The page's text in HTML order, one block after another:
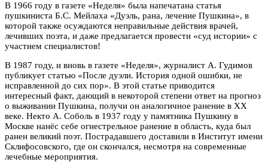
В 1966 году в газете «Неделя» была напечатана статья
пушкиниста Б.С. Мейлаха «Дуэль, рана, лечение Пушкина», в
которой также осуждаются неправильные действия врачей,
лечивших поэта, и даже предлагается провести «суд истории» с
участием специалистов!
В 1987 году, и вновь в газете «Неделя», журналист А. Гудимов
публикует статью «После дуэли. История одной ошибки, не
исправленной до сих пор». В этой статье приводится
интересный факт, дающий в некоторой степени ответ на прогноз
о выживании Пушкина, получи он аналогичное ранение в XX
веке. Некто А. Соболь в 1937 году у памятника Пушкину в
Москве нанёс себе огнестрельное ранение в область, куда был
ранен великий поэт. Пострадавшего доставили в Институт имени
Склифосовского, где он скончался, несмотря на современные
лечебные мероприятия.